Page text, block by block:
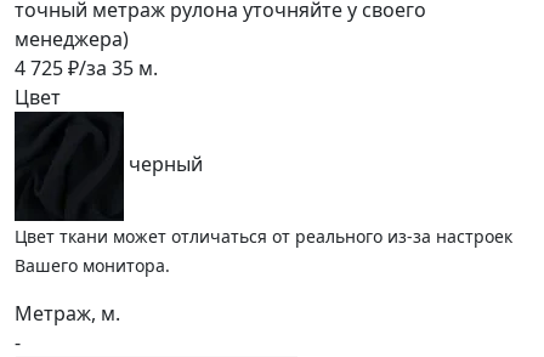
точный метраж рулона уточняйте у своего
менеджера)
4 725₽/за 35 м.
Цвет
черный
Цвет ткани может отличаться от реального из-за настроек
Вашего монитора.
Метраж, м.
-